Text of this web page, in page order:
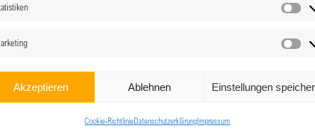
Akzeptieren Ablehnen Einstellungen
Cookie-RichtlinieDatenschutzerklärungImpressum